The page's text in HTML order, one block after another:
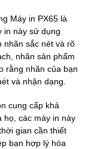
Máy in PX65 là
in này sử dụng
nhãn sắc nét và rõ
nhãn sản phẩm
rằng nhãn của bạn
và nhận dạng.
cung cấp khả
họ, các máy in này
gian cần thiết
bạn hợp lý hóa